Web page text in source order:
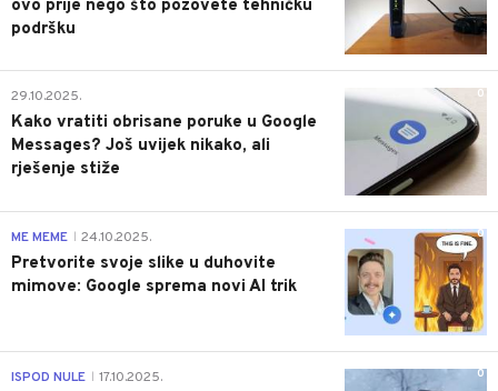
ovo prije nego što pozovete tehničku
podršku
0
29.10.2025.
Kako vratiti obrisane poruke u Google
Messages? Još uvijek nikako, ali
rješenje stiže
0
ME MEME 24.10.2025.
Pretvorite svoje slike u duhovite
mimove: Google sprema novi AI trik
0
ISPOD NULE 17.10.2025.